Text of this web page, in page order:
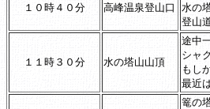
１０時４０分 高峰温泉登山口
水の
登山
１１時３０分 水の塔山山頂
途中
シャ
もし
最近
篭の